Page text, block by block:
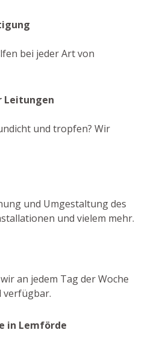
bei jeder Art von
Leitungen
und tropfen? Wir
und Umgestaltung des
und vielem mehr.
an jedem Tag der Woche
verfügbar.
in Lemförde